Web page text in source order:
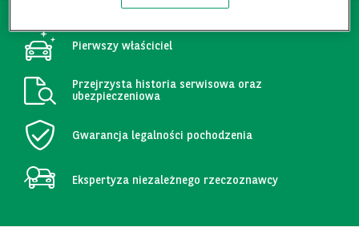
Pierwszy właściciel
Przejrzysta historia serwisowa oraz
ubezpieczeniowa
Gwarancja legalności pochodzenia
Ekspertyza niezależnego rzeczoznawcy